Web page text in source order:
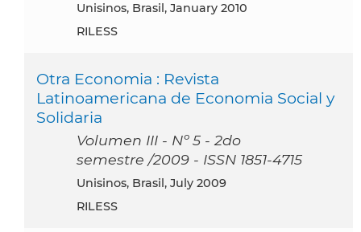
Unisinos, Brasil, January 2010
RILESS
Otra Economia : Revista
Latinoamericana de Economia Social y
Solidaria
Volumen III - Nº 5 - 2do
semestre /2009 - ISSN 1851-4715
Unisinos, Brasil, July 2009
RILESS